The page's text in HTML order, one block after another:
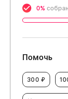
0%
Помочь
300 ₽